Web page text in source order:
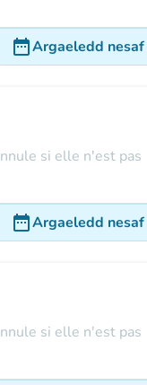
date_rangeArgaeledd nesaf
si elle n'est pas
date_rangeArgaeledd nesaf
si elle n'est pas